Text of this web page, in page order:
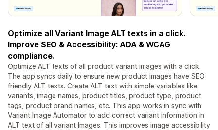
Optimize all Variant Image ALT texts in a click.
Improve SEO & Accessibility: ADA & WCAG
compliance.
Optimize ALT texts of all product variant images with a click.
The app syncs daily to ensure new product images have SEO
friendly ALT texts. Create ALT text with simple variables like
variants, image names, product titles, product type, product
tags, product brand names, etc. This app works in sync with
Variant Image Automator to add correct variant information in
ALT text of all variant Images. This improves image accessibility